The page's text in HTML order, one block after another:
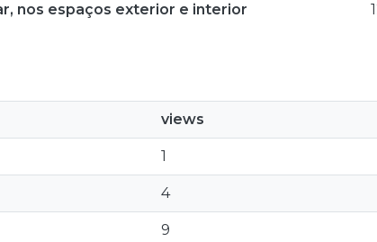
nos espaços exterior e interior
views
1
4
9